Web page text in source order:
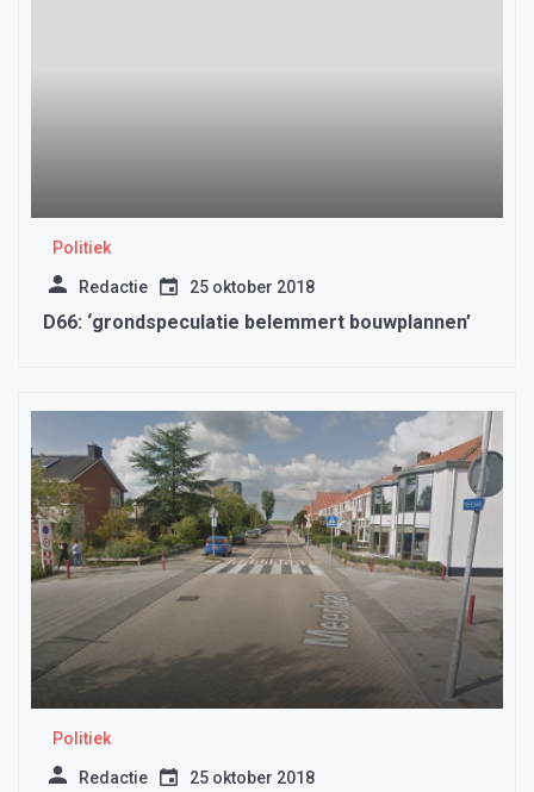
Politiek
Redactie 25 oktober 2018
D66: ‘grondspeculatie belemmert bouwplannen’
Politiek
Redactie 25 oktober 2018